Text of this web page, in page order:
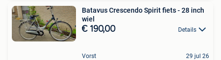
Batavus Crescendo Spirit fiets - 28 inch
wiel
€ 190,00 Details
Vorst 29 jul 26